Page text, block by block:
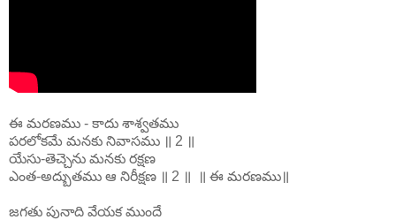
ఈ మరణము - కాదు శాశ్వతము
పరలోకమే మనకు నివాసము ॥ 2 ॥
యేసు-తెచ్చెను మనకు రక్షణ
ఎంత-అద్బుతము ఆ నిరీక్షణ ॥ 2 ॥ ॥ ఈ మరణము॥
జగతు పునాది వేయక ముందే